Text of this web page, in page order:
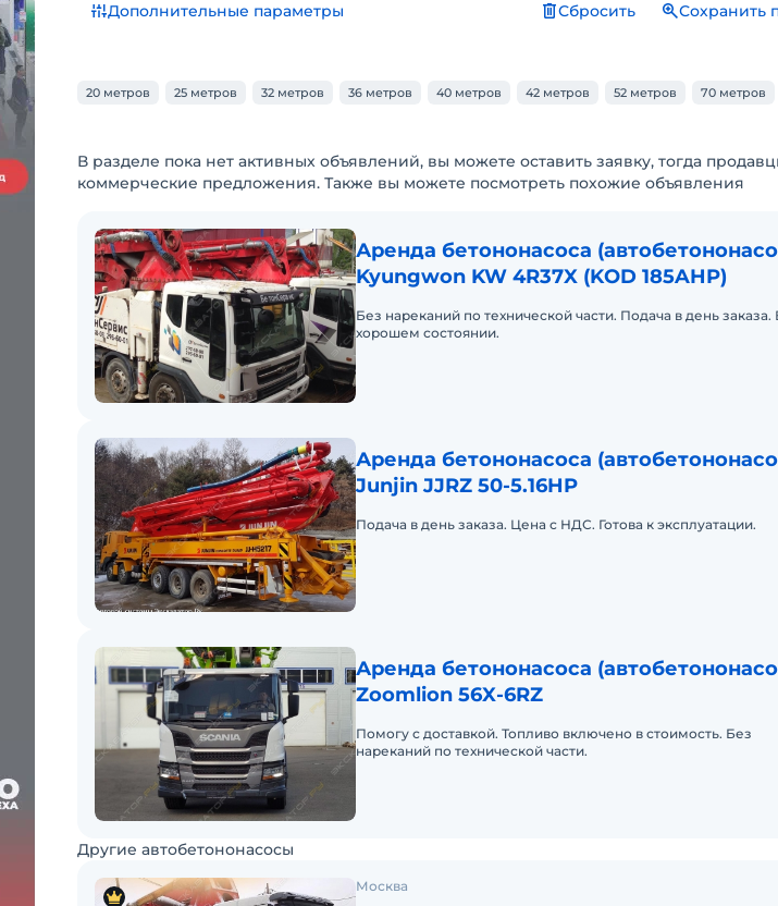
Дополнительные параметры Сбросить Сохранить
20 метров 25 метров 32 метров 36 метров 40 метров 42 метров 52 метров 70 метров
В разделе пока нет активных объявлений, вы можете оставить заявку, тогда
коммерческие предложения. Также вы можете посмотреть похожие объявления
Аренда бетононасоса
Kyungwon KW 4R37X (KOD 185AHP)
Без нареканий по технической части. Подача в день заказа.
хорошем состоянии.
Аренда бетононасоса
Junjin JJRZ 50-5.16HP
Подача в день заказа. Цена с НДС. Готова к эксплуатации.
Аренда бетононасоса
Zoomlion 56X-6RZ
Помогу с доставкой. Топливо включено в стоимость. Без
нареканий по технической части.
Другие автобетононасосы
Москва